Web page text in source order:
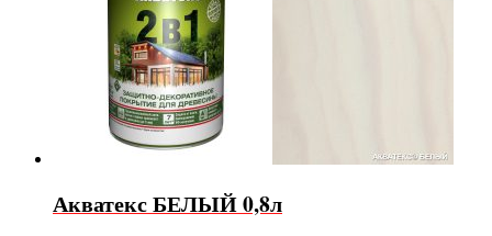
Акватекс БЕЛЫЙ 0,8л